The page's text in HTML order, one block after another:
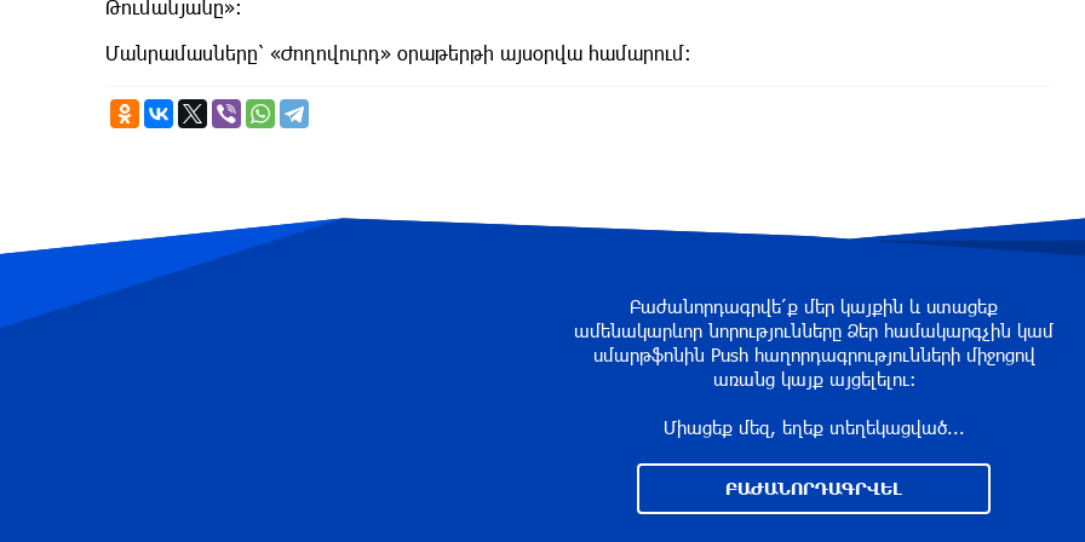
Թումանյանը»:
Մանրամասները՝ «Ժողովուրդ» օրաթերթի այսօրվա համարում:
Բաժանորդագրվե՛ք մեր կայքին և ստացեք
ամենակարևոր նորությունները Ձեր համակարգչին կամ
սմարթֆոնին Push հաղորդագրությունների միջոցով
առանց կայք այցելելու։
Միացեք մեզ, եղեք տեղեկացված...
ԲԱԺԱՆՈՐԴԱԳՐՎԵԼ